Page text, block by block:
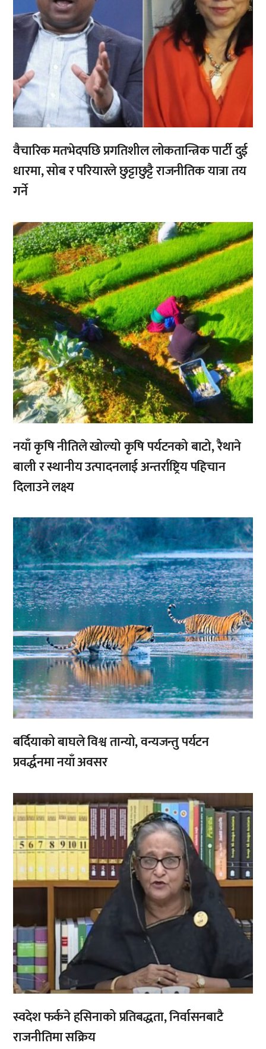
वैचारिक मतभेदपछि प्रगतिशील लोकतान्त्रिक पार्टी दुई
धारमा, सोब र परियारले छुट्टाछुट्टै राजनीतिक यात्रा तय
गर्ने
,
नयाँ कृषि नीतिले खोल्यो कृषि पर्यटनको बाटो, रैथाने
बाली र स्थानीय उत्पादनलाई अन्तर्राष्ट्रिय पहिचान
दिलाउने लक्ष्य
,
बर्दियाको बाघले विश्व तान्यो, वन्यजन्तु पर्यटन
प्रवर्द्धनमा नयाँ अवसर
,,
स्वदेश फर्कने हसिनाको प्रतिबद्धता, निर्वासनबाटै
राजनीतिमा सक्रिय